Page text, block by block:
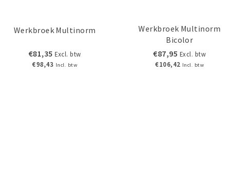
Werkbroek Multinorm
€81,35 Excl. btw
€98,43 Incl. btw
Werkbroek Multinorm
Bicolor
€87,95 Excl. btw
€106,42 Incl. btw